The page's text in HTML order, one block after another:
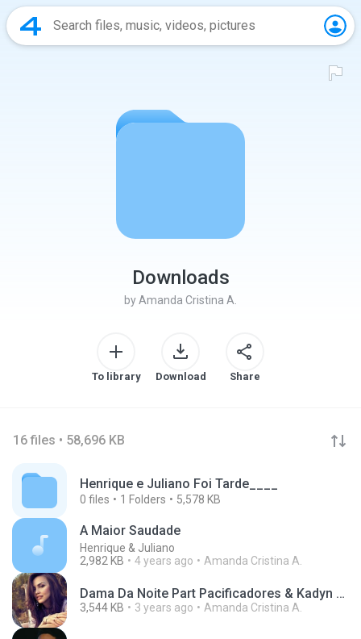
Downloads
by Amanda Cristina A.
To library Download Share
16 files • 58,696 KB
Henrique e Juliano Foi Tarde____
0 files 1 Folders 5,578 KB
A Maior Saudade
Henrique & Juliano
2,982 KB
4 years ago Amanda Cristina A.
Dama Da Noite Part Pacificadores & Kadyn - Direito
3,544 KB 3 years ago Amanda Cristina A.